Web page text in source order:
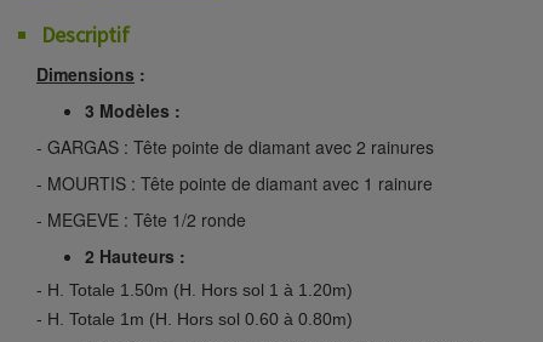
Descriptif
Dimensions :
3 Modèles :
- GARGAS : Tête pointe de diamant avec 2 rainures
- MOURTIS : Tête pointe de diamant avec 1 rainure
- MEGEVE : Tête 1/2 ronde
2 Hauteurs :
- H. Totale 1.50m (H. Hors sol 1 à 1.20m)
- H. Totale 1m (H. Hors sol 0.60 à 0.80m)